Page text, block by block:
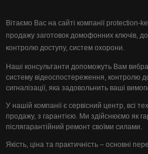
Вітаємо Вас на сайті компанії protection-
продажу заготовок домофонних ключів,
контролю доступу, систем охорони.
Наші консультанти допоможуть Вам
систему відеоспостереження, контролю
сигналізації, яка задовольнить ваші
У нашій компанії є сервісний центр, всі
продажу, з гарантією. Ми здійснюємо як
післягарантійний ремонт своїми силами.
Якість, ціна та практичність – основні